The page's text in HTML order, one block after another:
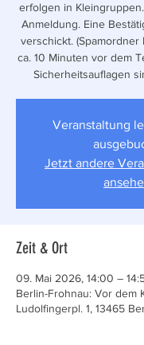
erfolgen in
Anmeldung. Eine
verschickt. (Spamordner
ca. 10 Minuten vor dem
Sicherheitsauflagen
Veranstaltung
Jetzt andere
Zeit & Ort
09. Mai 2026, 14:00 –
Berlin-Frohnau: Vor dem
Ludolfingerpl. 1, 13465